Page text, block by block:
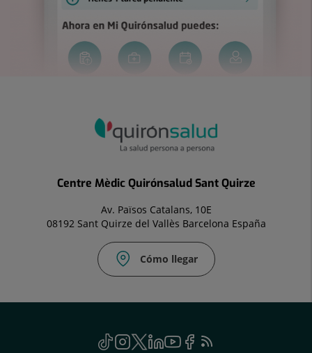
Centre Mèdic Quirónsalud Sant Quirze
Av. Països Catalans, 10E
08192 Sant Quirze del Vallès Barcelona España
Cómo llegar
TikTok
EsteInstagram
EnlaceTwitter
EnlaceLinkedin
EnlaceYouTube
EnlaceFacebook
Enlace
Feed
Este